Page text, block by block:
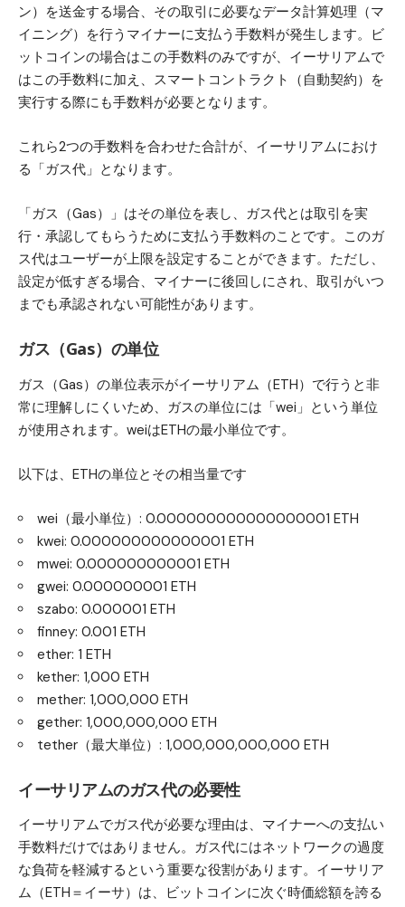
ン）を送金する場合、その取引に必要なデータ計算処理（マ
イニング）を行うマイナーに支払う手数料が発生します。ビ
ットコインの場合はこの手数料のみですが、イーサリアムで
はこの手数料に加え、スマートコントラクト（自動契約）を
実行する際にも手数料が必要となります。
これら2つの手数料を合わせた合計が、イーサリアムにおけ
る「ガス代」となります。
「ガス（Gas）」はその単位を表し、ガス代とは取引を実
行・承認してもらうために支払う手数料のことです。このガ
ス代はユーザーが上限を設定することができます。ただし、
設定が低すぎる場合、マイナーに後回しにされ、取引がいつ
までも承認されない可能性があります。
ガス（Gas）の単位
ガス（Gas）の単位表示がイーサリアム（ETH）で行うと非
常に理解しにくいため、ガスの単位には「wei」という単位
が使用されます。weiはETHの最小単位です。
以下は、ETHの単位とその相当量です
wei（最小単位）: 0.000000000000000001 ETH
kwei: 0.000000000000001 ETH
mwei: 0.000000000001 ETH
gwei: 0.000000001 ETH
szabo: 0.000001 ETH
finney: 0.001 ETH
ether: 1 ETH
kether: 1,000 ETH
mether: 1,000,000 ETH
gether: 1,000,000,000 ETH
tether（最大単位）: 1,000,000,000,000 ETH
イーサリアムのガス代の必要性
イーサリアムでガス代が必要な理由は、マイナーへの支払い
手数料だけではありません。ガス代にはネットワークの過度
な負荷を軽減するという重要な役割があります。イーサリア
ム（ETH＝イーサ）は、ビットコインに次ぐ時価総額を誇る